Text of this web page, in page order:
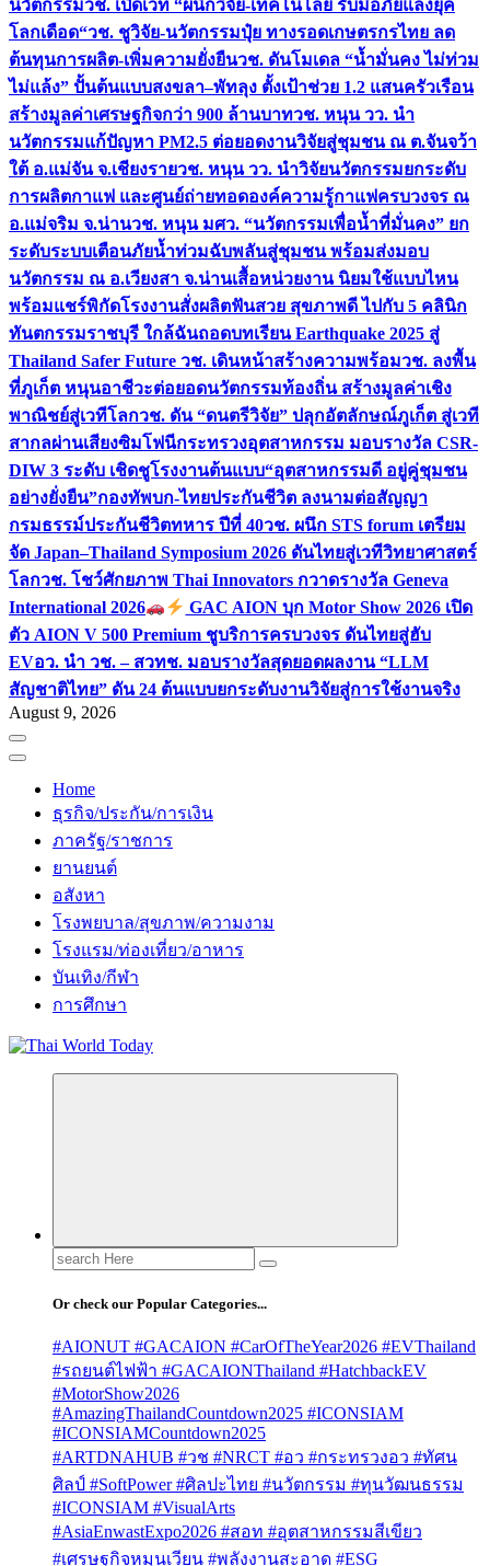
นวัตกรรมวช. เปิดเวที “ผนึกวิจัย-เทคโนโลยี รับมือภัยแล้งยุค
โลกเดือด“วช. ชูวิจัย-นวัตกรรมปุ๋ย ทางรอดเกษตรกรไทย ลด
ต้นทุนการผลิต-เพิ่มความยั่งยืนวช. ดันโมเดล “น้ำมั่นคง ไม่ท่วม
ไม่แล้ง” ปั้นต้นแบบสงขลา–พัทลุง ตั้งเป้าช่วย 1.2 แสนครัวเรือน
สร้างมูลค่าเศรษฐกิจกว่า 900 ล้านบาทวช. หนุน วว. นำ
นวัตกรรมแก้ปัญหา PM2.5 ต่อยอดงานวิจัยสู่ชุมชน ณ ต.จันจว้า
ใต้ อ.แม่จัน จ.เชียงรายวช. หนุน วว. นำวิจัยนวัตกรรมยกระดับ
การผลิตกาแฟ และศูนย์ถ่ายทอดองค์ความรู้กาแฟครบวงจร ณ
อ.แม่จริม จ.น่านวช. หนุน มศว. “นวัตกรรมเพื่อน้ำที่มั่นคง” ยก
ระดับระบบเตือนภัยน้ำท่วมฉับพลันสู่ชุมชน พร้อมส่งมอบ
นวัตกรรม ณ อ.เวียงสา จ.น่านเสื้อหน่วยงาน นิยมใช้แบบไหน
พร้อมแชร์พิกัดโรงงานสั่งผลิตฟันสวย สุขภาพดี ไปกับ 5 คลินิก
ทันตกรรมราชบุรี ใกล้ฉันถอดบทเรียน Earthquake 2025 สู่
Thailand Safer Future วช. เดินหน้าสร้างความพร้อมวช. ลงพื้น
ที่ภูเก็ต หนุนอาชีวะต่อยอดนวัตกรรมท้องถิ่น สร้างมูลค่าเชิง
พาณิชย์สู่เวทีโลกวช. ดัน “ดนตรีวิจัย” ปลุกอัตลักษณ์ภูเก็ต สู่เวที
สากลผ่านเสียงซิมโฟนีกระทรวงอุตสาหกรรม มอบรางวัล CSR-
DIW 3 ระดับ เชิดชูโรงงานต้นแบบ“อุตสาหกรรมดี อยู่คู่ชุมชน
อย่างยั่งยืน”กองทัพบก-ไทยประกันชีวิต ลงนามต่อสัญญา
กรมธรรม์ประกันชีวิตทหาร ปีที่ 40วช. ผนึก STS forum เตรียม
จัด Japan–Thailand Symposium 2026 ดันไทยสู่เวทีวิทยาศาสตร์
โลกวช. โชว์ศักยภาพ Thai Innovators กวาดรางวัล Geneva
International 2026
GAC AION บุก Motor Show 2026 เปิด
ตัว AION V 500 Premium ชูบริการครบวงจร ดันไทยสู่ฮับ
EVอว. นำ วช. – สวทช. มอบรางวัลสุดยอดผลงาน “LLM
สัญชาติไทย” ดัน 24 ต้นแบบยกระดับงานวิจัยสู่การใช้งานจริง
August 9, 2026
Home
ธุรกิจ/ประกัน/การเงิน
ภาครัฐ/ราชการ
ยานยนต์
อสังหา
โรงพยบาล/สุขภาพ/ความงาม
โรงแรม/ท่องเที่ยว/อาหาร
บันเทิง/กีฬา
การศึกษา
Search
for:
Or check our Popular Categories...
#AIONUT #GACAION #CarOfTheYear2026 #EVThailand
#รถยนต์ไฟฟ้า #GACAIONThailand #HatchbackEV
#MotorShow2026
#AmazingThailandCountdown2025 #ICONSIAM
#ICONSIAMCountdown2025
#ARTDNAHUB #วช #NRCT #อว #กระทรวงอว #ทัศน
ศิลป์ #SoftPower #ศิลปะไทย #นวัตกรรม #ทุนวัฒนธรรม
#ICONSIAM #VisualArts
#AsiaEnwastExpo2026 #สอท #อุตสาหกรรมสีเขียว
#เศรษฐกิจหมุนเวียน #พลังงานสะอาด #ESG